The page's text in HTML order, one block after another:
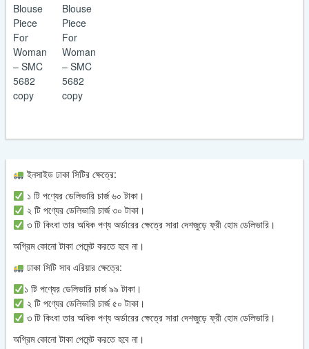
ইনসাইড ঢাকা সিটির ক্ষেত্রে:
১ টি পণ্যের ডেলিভারি চার্জ ৬০ টাকা।
২ টি পণ্যের ডেলিভারি চার্জ ৩০ টাকা।
৩ টি কিংবা তার অধিক পণ্য অর্ডারের ক্ষেত্রে সারা দেশজুড়ে ফ্রী হোম ডেলিভারি।
অগ্রিম কোনো টাকা পেমেন্ট করতে হবে না।
ঢাকা সিটি সাব এরিয়ার ক্ষেত্রে:
১ টি পণ্যের ডেলিভারি চার্জ ৯৯ টাকা।
২ টি পণ্যের ডেলিভারি চার্জ ৫০ টাকা।
৩ টি কিংবা তার অধিক পণ্য অর্ডারের ক্ষেত্রে সারা দেশজুড়ে ফ্রী হোম ডেলিভারি।
অগ্রিম কোনো টাকা পেমেন্ট করতে হবে না।